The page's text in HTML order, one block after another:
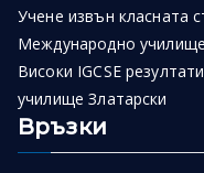
Учене извън класната
Международно
Високи IGCSE
училище Златарски
Връзки